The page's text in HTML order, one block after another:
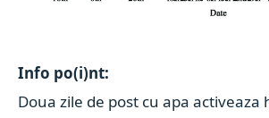
Info po(i)nt:
Doua zile de post cu apa